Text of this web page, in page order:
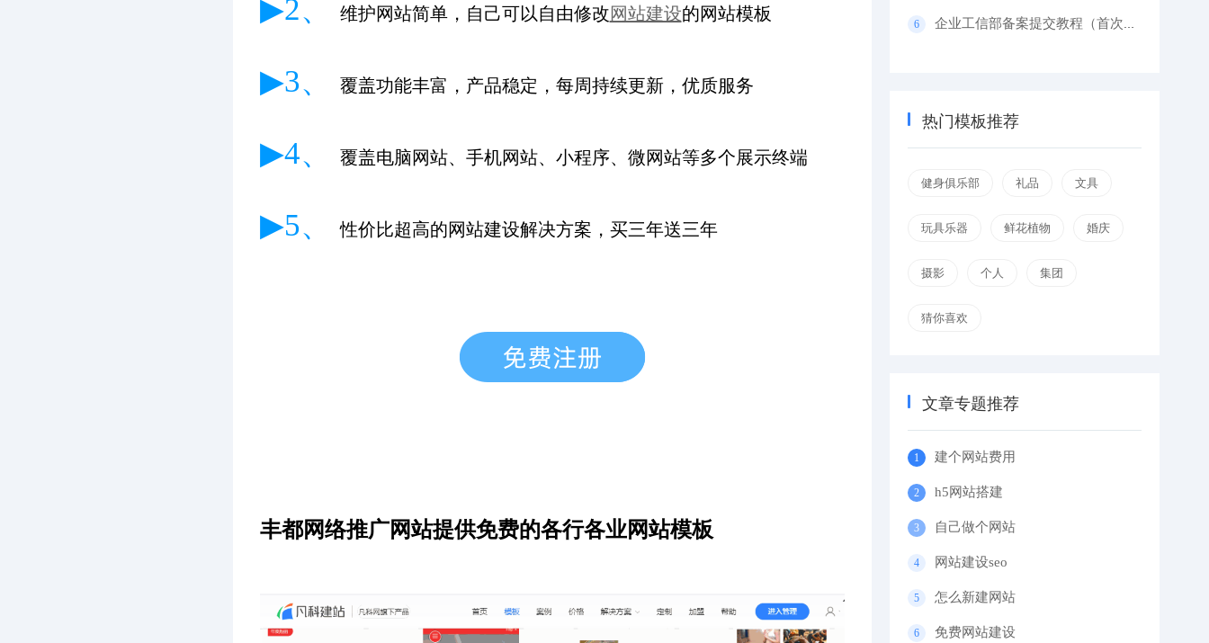
▶2、 维护网站简单，自己可以自由修改网站建设的网站模板
▶3、 覆盖功能丰富，产品稳定，每周持续更新，优质服务
▶4、 覆盖电脑网站、手机网站、小程序、微网站等多个展示终端
▶5、性价比超高的网站建设解决方案，买三年送三年
丰都网络推广网站提供免费的各行各业网站模板
企业工信部备案提交教程（首次备案）
热门模板推荐
健身俱乐部 礼品 文具
玩具乐器 鲜花植物 婚庆
摄影 个人 集团
猜你喜欢
文章专题推荐
建个网站费用
h5网站搭建
自己做个网站
网站建设seo
怎么新建网站
免费网站建设